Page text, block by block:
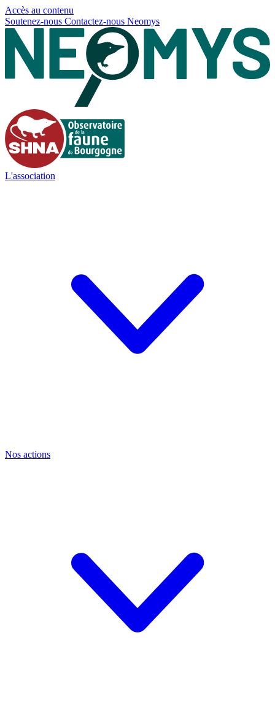
Accès au contenu
Soutenez-nous Contactez-nous Neomys
L'association
Nos actions
Panneau de gestion des cookies